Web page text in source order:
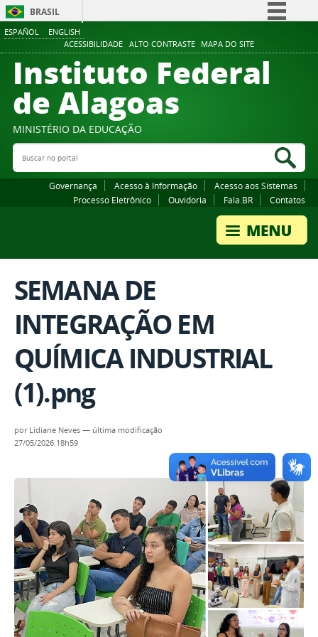
ESPAÑOL ENGLISH
ACESSIBILIDADE ALTO CONTRASTE MAPA DO SITE
BRASIL
Comunica BR
Participe
Canais
Instituto Federal
de Alagoas
MINISTÉRIO DA EDUCAÇÃO
Buscar no portal
Governança Acesso à Informação
Acesso aos Sistemas
Processo Eletrônico
Ouvidoria Fala.BR Contatos
SEMANA DE
INTEGRAÇÃO EM
QUÍMICA INDUSTRIAL
(1).png
por Lidiane Neves — última modificação
27/05/2026 18h59